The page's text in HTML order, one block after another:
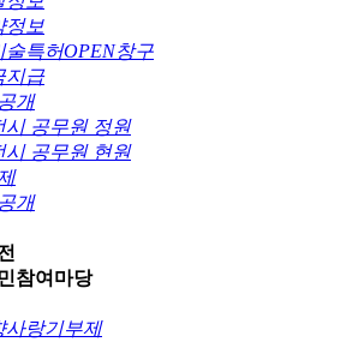
정보
술특허OPEN창구
지급
개
시 공무원 정원
시 공무원 현원
개
참여마당
사랑기부제